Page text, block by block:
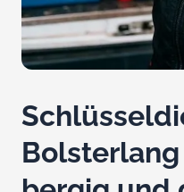
Bolsterlang